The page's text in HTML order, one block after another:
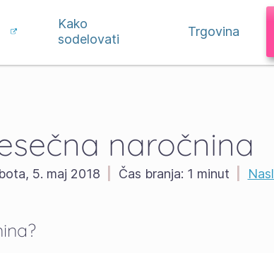
Kako
sodelovati
Trgovina
naročnina
5. maj 2018 Čas branja: 1 minut